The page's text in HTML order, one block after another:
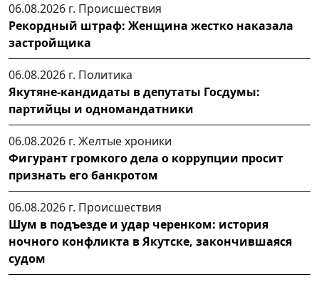
06.08.2026 г. Происшествия
Рекордный штраф: Женщина жестко наказала
застройщика
06.08.2026 г. Политика
Якутяне-кандидаты в депутаты Госдумы:
партийцы и одномандатники
06.08.2026 г. Желтые хроники
Фигурант громкого дела о коррупции просит
признать его банкротом
06.08.2026 г. Происшествия
Шум в подъезде и удар черенком: история
ночного конфликта в Якутске, закончившаяся
судом